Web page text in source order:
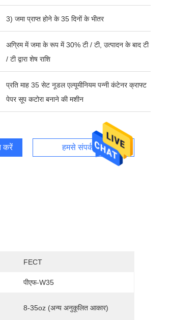
3) जमा प्राप्त होने के 35 दिनों के भीतर
अग्रिम में जमा के रूप में 30% टी / टी, उत्पादन के बाद टी
/ टी द्वारा शेष राशि
प्रति माह 35 सेट नूडल एल्यूमीनियम पन्नी कंटेनर क्राफ्ट
पेपर सूप कटोरा बनाने की मशीन
करें हमसे संपर्क करें
FECT
पीएफ-W35
8-35oz (अन्य अनुकूलित आकार)